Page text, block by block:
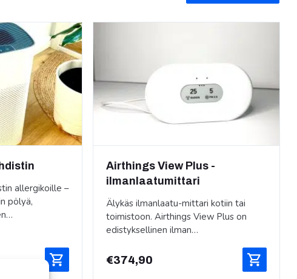
allergikoille –
pölyä,
Airthings View Plus -
ilmanlaatumittari
Älykäs ilmanlaatu-mittari kotiin tai
toimistoon. Airthings View Plus on
edistyksellinen ilman…
€374,90